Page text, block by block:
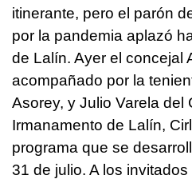
itinerante, pero el parón
por la pandemia aplazó
de Lalín. Ayer el concejal
acompañado por la
Asorey, y Julio Varela del
Irmanamento de Lalín,
programa que se
31 de julio. A los